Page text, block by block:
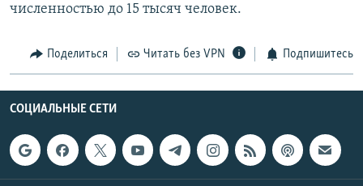
численностью до 15 тысяч человек.
Поделиться Читать без VPN Подпишитесь
СОЦИАЛЬНЫЕ СЕТИ